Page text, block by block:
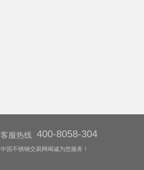
客服热线 400-8058-304
中国不锈钢交易网竭诚为您服务！